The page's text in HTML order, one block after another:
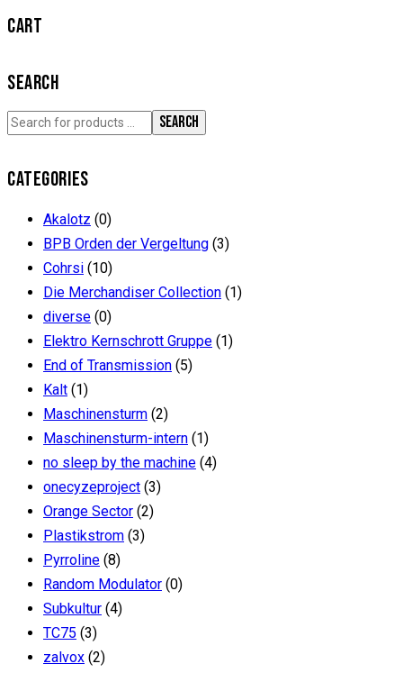
auf
Produktseite
werden
CART
SEARCH
SEARCH
CATEGORIES
Akalotz (0)
BPB Orden der Vergeltung (3)
Cohrsi (10)
Die Merchandiser Collection (1)
diverse (0)
Elektro Kernschrott Gruppe (1)
End of Transmission (5)
Kalt (1)
Maschinensturm (2)
Maschinensturm-intern (1)
no sleep by the machine (4)
onecyzeproject (3)
Orange Sector (2)
Plastikstrom (3)
Pyrroline (8)
Random Modulator (0)
Subkultur (4)
TC75 (3)
zalvox (2)